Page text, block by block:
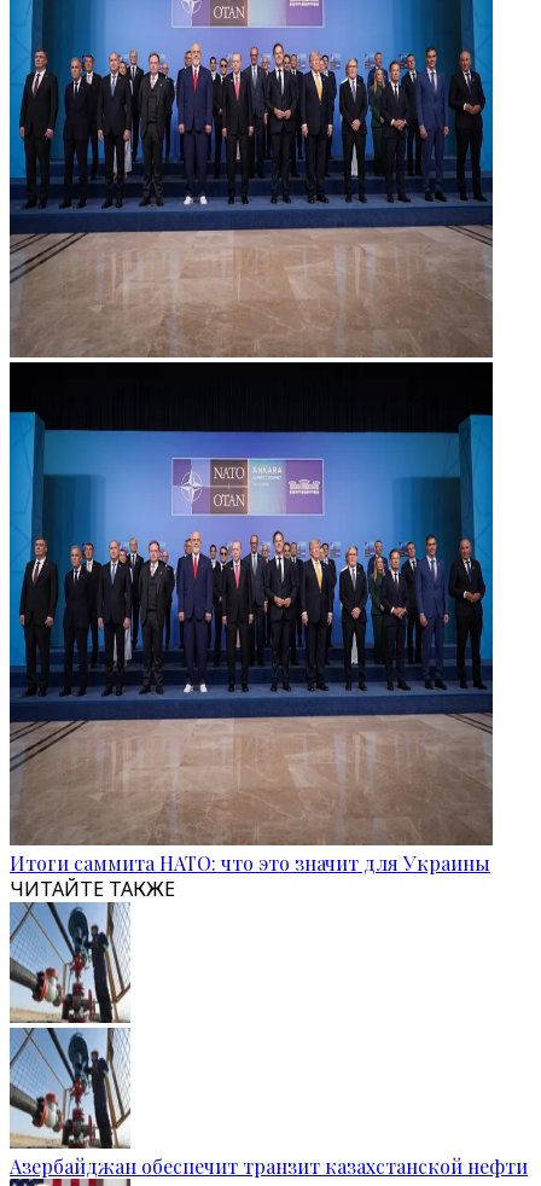
Итоги саммита НАТО: что это значит для Украины
ЧИТАЙТЕ ТАКЖЕ
Азербайджан обеспечит транзит казахстанской нефти